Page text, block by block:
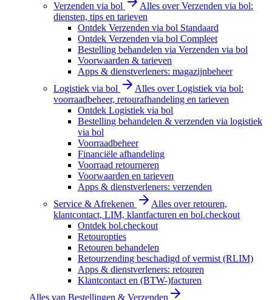
Verzenden via bol
Alles over Verzenden via bol:
diensten, tips en tarieven
Ontdek Verzenden via bol Standaard
Ontdek Verzenden via bol Compleet
Bestelling behandelen via Verzenden via bol
Voorwaarden & tarieven
Apps & dienstverleners: magazijnbeheer
Logistiek via bol
Alles over Logistiek via bol:
voorraadbeheer, retourafhandeling en tarieven
Ontdek Logistiek via bol
Bestelling behandelen & verzenden via logistiek
via bol
Voorraadbeheer
Financiële afhandeling
Voorraad retourneren
Voorwaarden en tarieven
Apps & dienstverleners: verzenden
Service & Afrekenen
Alles over retouren,
klantcontact, LIM, klantfacturen en bol.checkout
Ontdek bol.checkout
Retouropties
Retouren behandelen
Retourzending beschadigd of vermist (RLIM)
Apps & dienstverleners: retouren
Klantcontact en (BTW-)facturen
Alles van Bestellingen & Verzenden